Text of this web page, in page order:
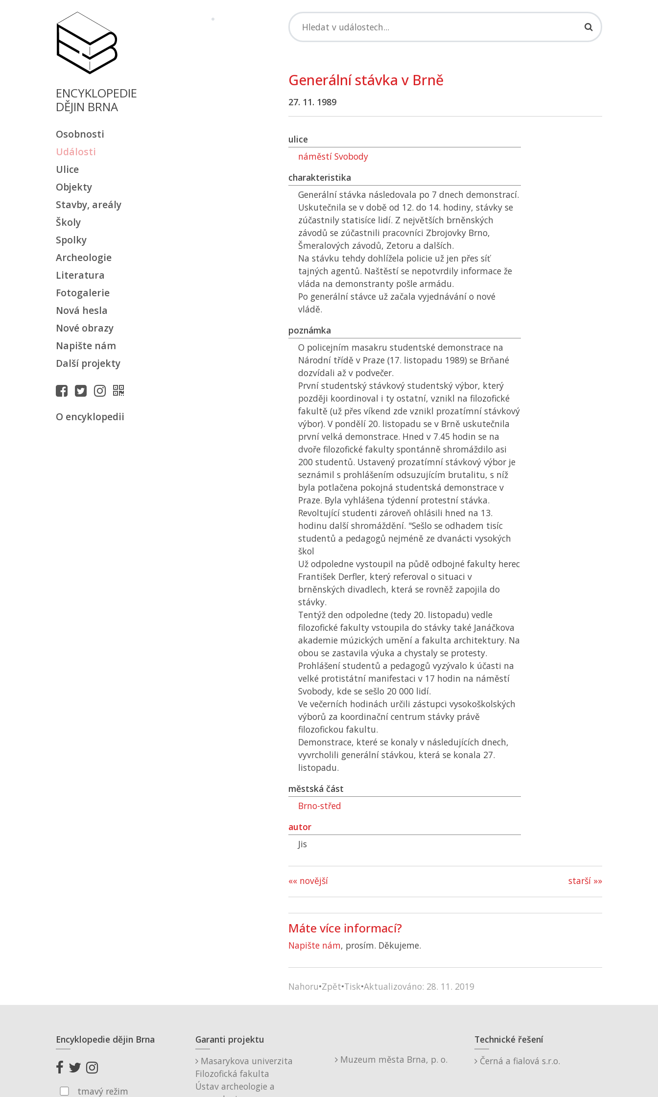
ENCYKLOPEDIE
DĚJIN BRNA
Osobnosti
Události
Ulice
Objekty
Stavby, areály
Školy
Spolky
Archeologie
Literatura
Fotogalerie
Nová hesla
Nové obrazy
Napište nám
Další projekty
O encyklopedii
Generální stávka v Brně
27. 11. 1989
ulice
náměstí Svobody
charakteristika
Generální stávka následovala po 7 dnech demonstrací.
Uskutečnila se v době od 12. do 14. hodiny, stávky se
zúčastnily statisíce lidí. Z největších brněnských
závodů se zúčastnili pracovníci Zbrojovky Brno,
Šmeralových závodů, Zetoru a dalších.
Na stávku tehdy dohlížela policie už jen přes síť
tajných agentů. Naštěstí se nepotvrdily informace že
vláda na demonstranty pošle armádu.
Po generální stávce už začala vyjednávání o nové
vládě.
poznámka
O policejním masakru studentské demonstrace na
Národní třídě v Praze (17. listopadu 1989) se Brňané
dozvídali až v podvečer.
První studentský stávkový studentský výbor, který
později koordinoval i ty ostatní, vznikl na filozofické
fakultě (už přes víkend zde vznikl prozatímní stávkový
výbor). V pondělí 20. listopadu se v Brně uskutečnila
první velká demonstrace. Hned v 7.45 hodin se na
dvoře filozofické fakulty spontánně shromáždilo asi
200 studentů. Ustavený prozatímní stávkový výbor je
seznámil s prohlášením odsuzujícím brutalitu, s níž
byla potlačena pokojná studentská demonstrace v
Praze. Byla vyhlášena týdenní protestní stávka.
Revoltující studenti zároveň ohlásili hned na 13.
hodinu další shromáždění. "Sešlo se odhadem tisíc
studentů a pedagogů nejméně ze dvanácti vysokých
škol
Už odpoledne vystoupil na půdě odbojné fakulty herec
František Derfler, který referoval o situaci v
brněnských divadlech, která se rovněž zapojila do
stávky.
Tentýž den odpoledne (tedy 20. listopadu) vedle
filozofické fakulty vstoupila do stávky také Janáčkova
akademie múzických umění a fakulta architektury. Na
obou se zastavila výuka a chystaly se protesty.
Prohlášení studentů a pedagogů vyzývalo k účasti na
velké protistátní manifestaci v 17 hodin na náměstí
Svobody, kde se sešlo 20 000 lidí.
Ve večerních hodinách určili zástupci vysokoškolských
výborů za koordinační centrum stávky právě
filozofickou fakultu.
Demonstrace, které se konaly v následujících dnech,
vyvrcholili generální stávkou, která se konala 27.
listopadu.
městská část
Brno-střed
autor
Jis
starší »»
«« novější
Máte více informací?
Napište nám, prosím. Děkujeme.
Nahoru•Zpět•Tisk•Aktualizováno: 28. 11. 2019
Encyklopedie dějin Brna
tmavý režim
Garanti projektu
Masarykova univerzita
Filozofická fakulta
Ústav archeologie a
Muzeum města Brna, p. o.
Technické řešení
Černá a fialová s.r.o.